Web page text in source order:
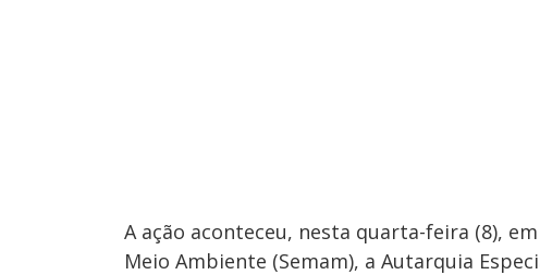
A ação aconteceu, nesta quarta-feira (8),
Meio Ambiente (Semam), a Autarquia